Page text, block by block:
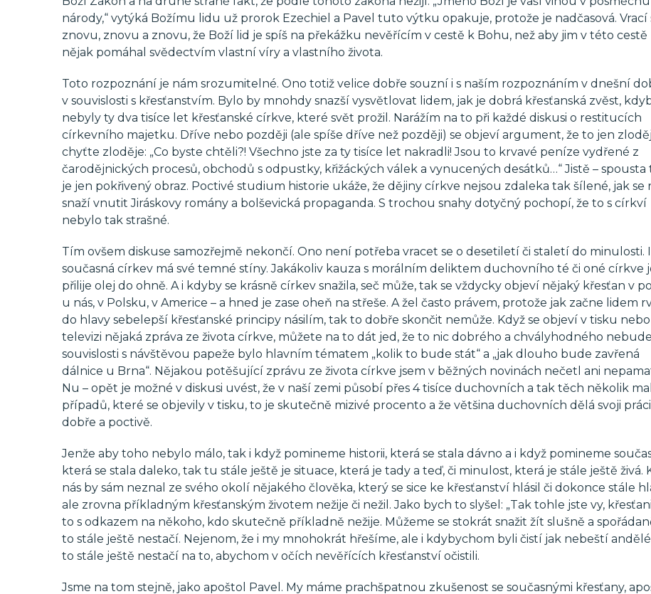
národy,“ vytýká Božímu lidu už prorok Ezechiel a Pavel tuto výtku opakuje, protože je nadčasová. Vrací
znovu, znovu a znovu, že Boží lid je spíš na překážku nevěřícím v cestě k Bohu, než aby jim v této cestě
nějak pomáhal svědectvím vlastní víry a vlastního života.
Toto rozpoznání je nám srozumitelné. Ono totiž velice dobře souzní i s naším rozpoznáním v dnešní
v souvislosti s křesťanstvím. Bylo by mnohdy snazší vysvětlovat lidem, jak je dobrá křesťanská zvěst,
nebyly ty dva tisíce let křesťanské církve, které svět prožil. Narážím na to při každé diskusi o restitucích
církevního majetku. Dříve nebo později (ale spíše dříve než později) se objeví argument, že to jen
chyťte zloděje: „Co byste chtěli?! Všechno jste za ty tisíce let nakradli! Jsou to krvavé peníze vydřené z
čarodějnických procesů, obchodů s odpustky, křižáckých válek a vynucených desátků…“ Jistě – spousta
je jen pokřivený obraz. Poctivé studium historie ukáže, že dějiny církve nejsou zdaleka tak šílené, jak se
snaží vnutit Jiráskovy romány a bolševická propaganda. S trochou snahy dotyčný pochopí, že to s církví
nebylo tak strašné.
Tím ovšem diskuse samozřejmě nekončí. Ono není potřeba vracet se o desetiletí či staletí do minulosti. I
současná církev má své temné stíny. Jakákoliv kauza s morálním deliktem duchovního té či oné církve
přilije olej do ohně. A i kdyby se krásně církev snažila, seč může, tak se vždycky objeví nějaký křesťan v
u nás, v Polsku, v Americe – a hned je zase oheň na střeše. A žel často právem, protože jak začne lidem
do hlavy sebelepší křesťanské principy násilím, tak to dobře skončit nemůže. Když se objeví v tisku
televizi nějaká zpráva ze života církve, můžete na to dát jed, že to nic dobrého a chvályhodného
souvislosti s návštěvou papeže bylo hlavním tématem „kolik to bude stát“ a „jak dlouho bude zavřená
dálnice u Brna“. Nějakou potěšující zprávu ze života církve jsem v běžných novinách nečetl ani
Nu – opět je možné v diskusi uvést, že v naší zemi působí přes 4 tisíce duchovních a tak těch několik
případů, které se objevily v tisku, to je skutečně mizivé procento a že většina duchovních dělá svoji práci
dobře a poctivě.
Jenže aby toho nebylo málo, tak i když pomineme historii, která se stala dávno a i když pomineme
která se stala daleko, tak tu stále ještě je situace, která je tady a teď, či minulost, která je stále ještě živá.
nás by sám neznal ze svého okolí nějakého člověka, který se sice ke křesťanství hlásil či dokonce stále
ale zrovna příkladným křesťanským životem nežije či nežil. Jako bych to slyšel: „Tak tohle jste vy,
to s odkazem na někoho, kdo skutečně příkladně nežije. Můžeme se stokrát snažit žít slušně a
to stále ještě nestačí. Nejenom, že i my mnohokrát hřešíme, ale i kdybychom byli čistí jak nebeští
to stále ještě nestačí na to, abychom v očích nevěřících křesťanství očistili.
Jsme na tom stejně, jako apoštol Pavel. My máme prachšpatnou zkušenost se současnými křesťany,